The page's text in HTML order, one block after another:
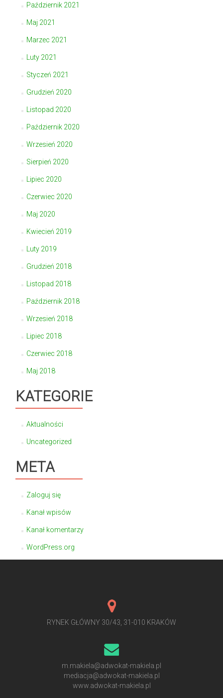
Październik 2021
Maj 2021
Marzec 2021
Luty 2021
Styczeń 2021
Grudzień 2020
Listopad 2020
Październik 2020
Wrzesień 2020
Sierpień 2020
Lipiec 2020
Czerwiec 2020
Maj 2020
Kwiecień 2019
Luty 2019
Grudzień 2018
Listopad 2018
Październik 2018
Wrzesień 2018
Lipiec 2018
Czerwiec 2018
Maj 2018
KATEGORIE
Aktualności
Uncategorized
META
Zaloguj się
Kanał wpisów
Kanał komentarzy
WordPress.org
RYNEK GŁÓWNY 30/43, 31-010 KRAKÓW
m.makiela@adwokat-makiela.pl
mediacja@adwokat-makiela.pl
www.adwokat-makiela.pl